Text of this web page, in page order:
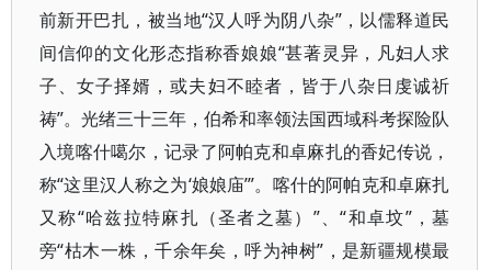
前新开巴扎，被当地“汉人呼为阴八杂”，以儒释道民
间信仰的文化形态指称香娘娘“甚著灵异，凡妇人求
子、女子择婿，或夫妇不睦者，皆于八杂日虔诚祈
祷”。光绪三十三年，伯希和率领法国西域科考探险队
入境喀什噶尔，记录了阿帕克和卓麻扎的香妃传说，
称“这里汉人称之为‘娘娘庙’”。喀什的阿帕克和卓麻扎
又称“哈兹拉特麻扎（圣者之墓）”、“和卓坟”，墓
旁“枯木一株，千余年矣，呼为神树”，是新疆规模最